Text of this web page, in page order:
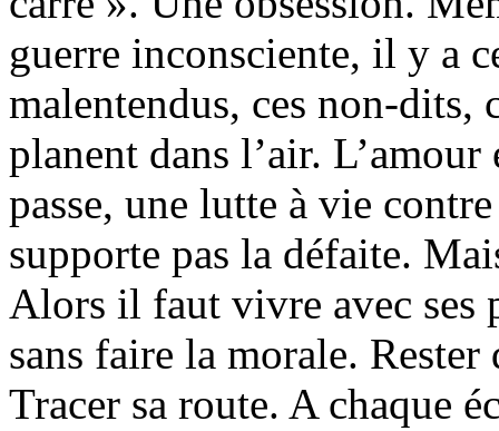
guerre inconsciente, il y a
malentendus, ces non-dits,
planent dans l’air.
passe, une lutte à vie
supporte pas la défaite.
Alors il faut vivre avec ses
sans faire la morale.
Tracer sa route. A chaque